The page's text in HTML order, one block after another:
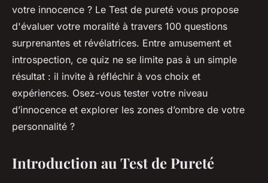
votre innocence ? Le Test de pureté vous propose
d'évaluer votre moralité à travers 100 questions
surprenantes et révélatrices. Entre amusement et
introspection, ce quiz ne se limite pas à un simple
résultat : il invite à réfléchir à vos choix et
expériences. Osez-vous tester votre niveau
d’innocence et explorer les zones d’ombre de votre
personnalité ?
Introduction au Test de Pureté